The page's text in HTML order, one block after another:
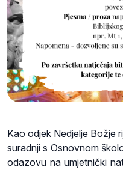
Kao odjek Nedjelje Božje
suradnji s Osnovnom
odazovu na umjetnički